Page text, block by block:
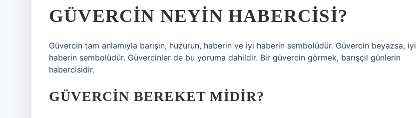
GÜVERCIN NEYIN HABERCISI?
Güvercin tam anlamıyla barışın, huzurun, haberin ve iyi haberin sembolüdür. Güvercin beyazsa, iyi
haberin sembolüdür. Güvercinler de bu yoruma dahildir. Bir güvercin görmek, barışçıl günlerin
habercisidir.
GÜVERCIN BEREKET MIDIR?